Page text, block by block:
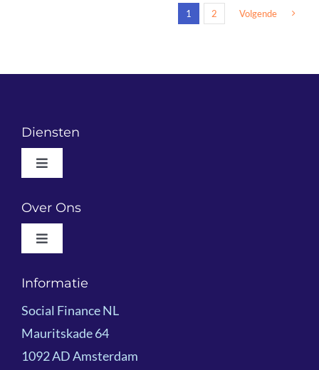
1 2 Volgende
Diensten
Toggle
Wat We Doen
Resultaatgericht Financieren
Kennisdeling
Over Ons
Toggle
Wie We Zijn
Informatie
Social Finance NL
Mauritskade 64
1092 AD Amsterdam